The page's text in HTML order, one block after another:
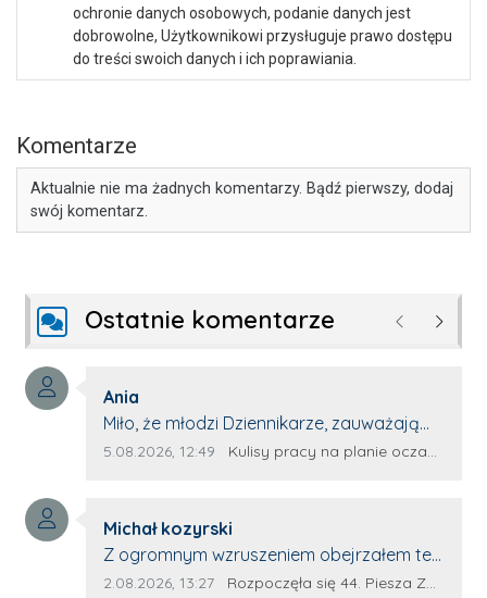
ochronie danych osobowych, podanie danych jest
dobrowolne, Użytkownikowi przysługuje prawo dostępu
do treści swoich danych i ich poprawiania.
Komentarze
Aktualnie nie ma żadnych komentarzy. Bądź pierwszy, dodaj
swój komentarz.
Ostatnie komentarze Poprzednie
Autor komentarza:
Ania
Treść komentarza:
Miło, że młodzi Dziennikarze, zauważają
młode talenty, które dopiero wkraczają
z nim wywiad, który przeprowadzi Pan
Artur.
Data dodania komentarza:
5.08.2026, 12:49 Źródło komentarza:
Kulisy pracy na planie oczami młodego filmowca
Autor komentarza:
Michał kozyrski
Treść komentarza:
Z ogromnym wzruszeniem obejrzałem ten
materiał. ❤️ Jestem naprawdę dumny z
Data dodania komentarza:
2.08.2026, 13:27 Źródło komentarza:
Rozpoczęła się 44. Piesza Zamojsko-Lubaczowska Pielgrzymka na Jasną Górę!